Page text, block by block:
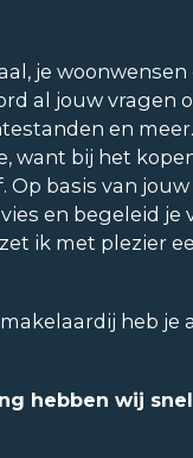
je woonwensen
al jouw vragen
en
want bij het
Op basis van
en begeleid je
ik met plezier
heb je
hebben wij